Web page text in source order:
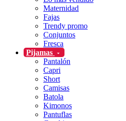
Maternidad
Fajas
Trendy promo
Conjuntos
Fresca
Pijamas
Pantalón
Capri
Short
Camisas
Batola
Kimonos
Pantuflas